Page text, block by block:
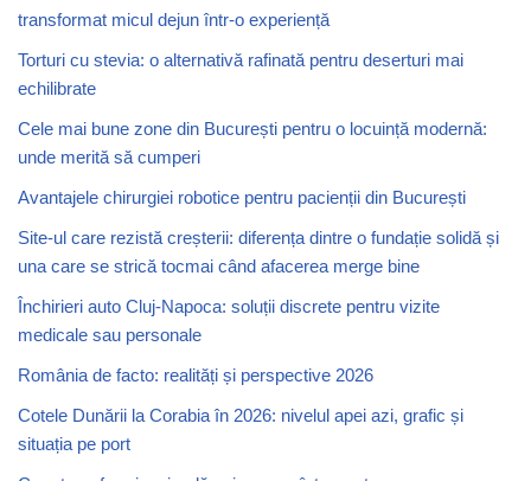
transformat micul dejun într-o experiență
Torturi cu stevia: o alternativă rafinată pentru deserturi mai
echilibrate
Cele mai bune zone din București pentru o locuință modernă:
unde merită să cumperi
Avantajele chirurgiei robotice pentru pacienții din București
Site-ul care rezistă creșterii: diferența dintre o fundație solidă și
una care se strică tocmai când afacerea merge bine
Închirieri auto Cluj-Napoca: soluții discrete pentru vizite
medicale sau personale
România de facto: realități și perspective 2026
Cotele Dunării la Corabia în 2026: nivelul apei azi, grafic și
situația pe port